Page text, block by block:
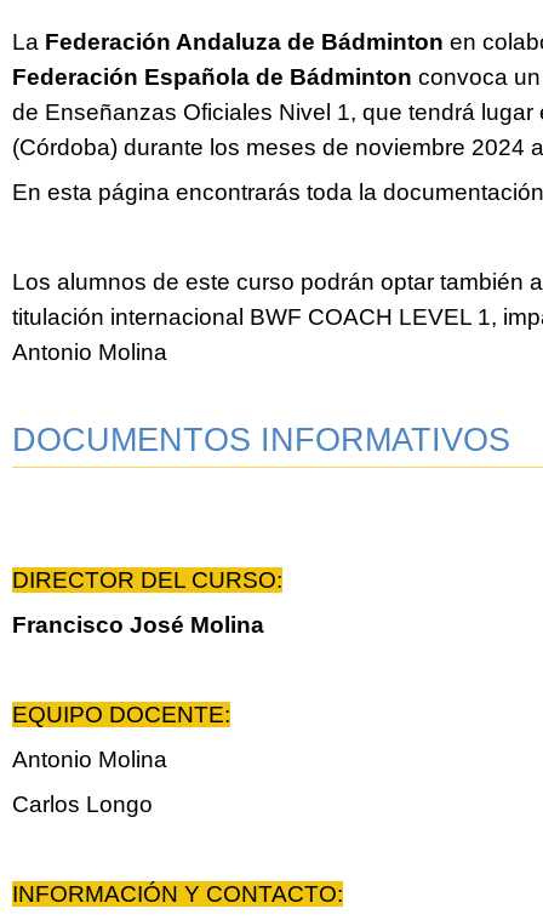
La Federación Andaluza de Bádminton en
Federación Española de Bádminton convoca
de Enseñanzas Oficiales Nivel 1, que tendrá lugar
(Córdoba) durante los meses de noviembre 2024
En esta página encontrarás toda la
Los alumnos de este curso podrán optar también
titulación internacional BWF COACH LEVEL 1,
Antonio Molina
DOCUMENTOS INFORMATIVOS
DIRECTOR DEL CURSO:
Francisco José Molina
EQUIPO DOCENTE:
Antonio Molina
Carlos Longo
INFORMACIÓN Y CONTACTO: